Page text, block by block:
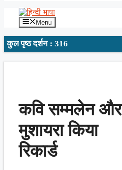
Menu
कुल पृष्ठ दर्शन : 316
कवि सम्मलेन और
मुशायरा किया
रिकार्ड